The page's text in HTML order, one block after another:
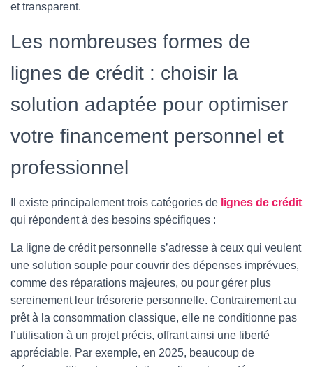
et transparent.
Les nombreuses formes de
lignes de crédit : choisir la
solution adaptée pour optimiser
votre financement personnel et
professionnel
Il existe principalement trois catégories de lignes de crédit
qui répondent à des besoins spécifiques :
La ligne de crédit personnelle s’adresse à ceux qui veulent
une solution souple pour couvrir des dépenses imprévues,
comme des réparations majeures, ou pour gérer plus
sereinement leur trésorerie personnelle. Contrairement au
prêt à la consommation classique, elle ne conditionne pas
l’utilisation à un projet précis, offrant ainsi une liberté
appréciable. Par exemple, en 2025, beaucoup de